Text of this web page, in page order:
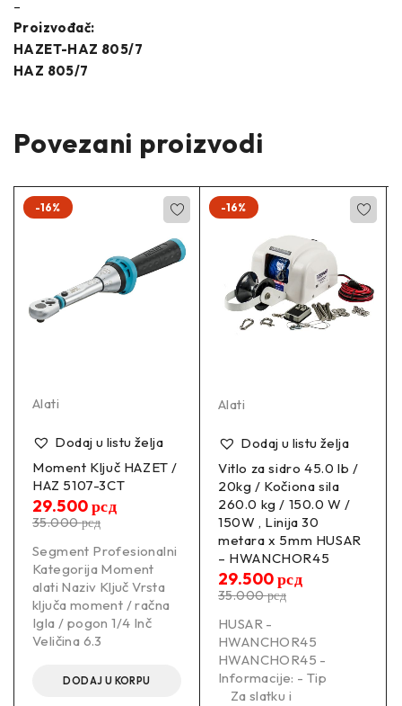
–
Proizvođač:
HAZET-HAZ 805/7
HAZ 805/7
Povezani proizvodi
-16%
Alati
Dodaj u listu želja
Moment Ključ HAZET /
HAZ 5107-3CT
35.000рсд
29.500рсд
Segment Profesionalni
Kategorija Moment
alati Naziv Ključ Vrsta
ključa moment / račna
Igla / pogon 1/4 Inč
Veličina 6.3
DODAJ U KORPU
-16%
Alati
Dodaj u listu želja
Vitlo za sidro 45.0 lb /
20kg / Kočiona sila
260.0 kg / 150.0 W /
150W , Linija 30
metara x 5mm HUSAR
– HWANCHOR45
35.000рсд
29.500рсд
HUSAR -
HWANCHOR45
HWANCHOR45 -
Informacije: - Tip
Za slatku i